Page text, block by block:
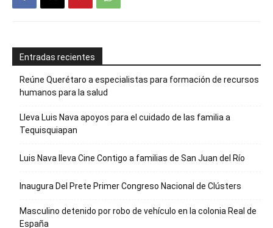
Entradas recientes
Reúne Querétaro a especialistas para formación de recursos
humanos para la salud
Lleva Luis Nava apoyos para el cuidado de las familia a
Tequisquiapan
Luis Nava lleva Cine Contigo a familias de San Juan del Río
Inaugura Del Prete Primer Congreso Nacional de Clústers
Masculino detenido por robo de vehículo en la colonia Real de
España